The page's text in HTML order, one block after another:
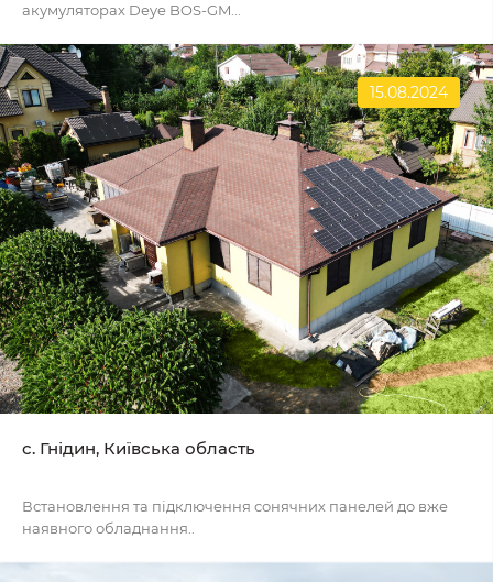
акумуляторах Deye BOS-GM...
15.08.2024
с. Гнідин, Київська область
Встановлення та підключення сонячних панелей до вже
наявного обладнання..